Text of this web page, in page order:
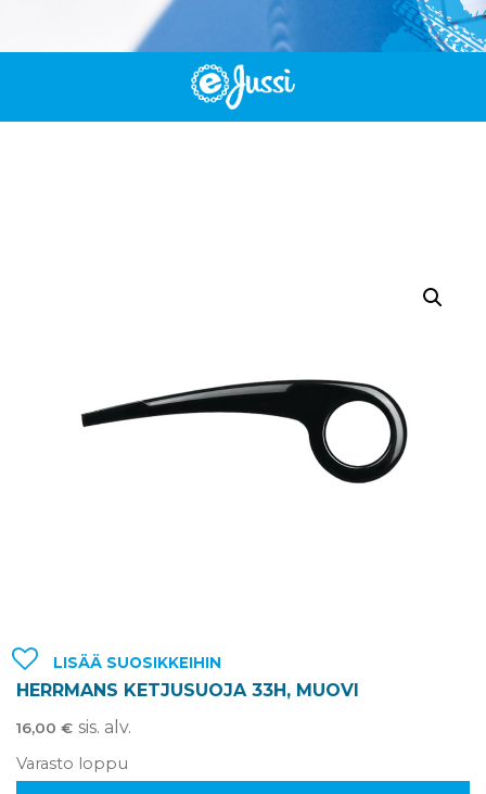
LISÄÄ SUOSIKKEIHIN
HERRMANS KETJUSUOJA 33H, MUOVI
16,00 € sis. alv.
Varasto loppu